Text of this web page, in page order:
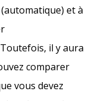
et à
il y aura
comparer
vous devez